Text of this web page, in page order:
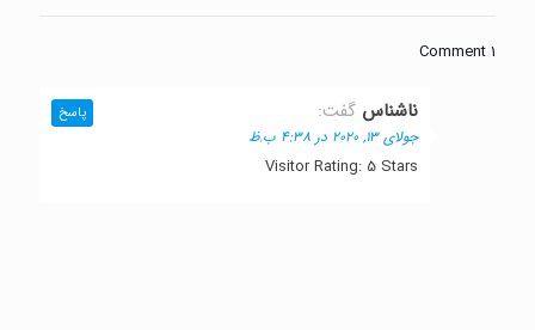
1 Comment
ناشناس گفت:
جولای 13, 2020 در 4:38 ب.ظ
Visitor Rating: 5 Stars
پاسخ